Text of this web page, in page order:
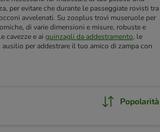
per evitare che durante le passeggiate rovisti tra
avvelenati. Su zooplus trovi museruole per
di varie dimensioni e misure, robuste e
cavezze e ai guinzagli da addestramento, le
per addestrare il tuo amico di zampa con
Popolarità